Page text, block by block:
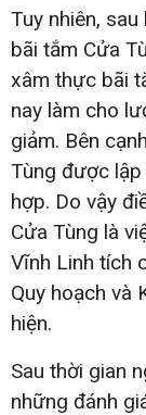
Tuy nhiên,
bãi tắm Cửa
xâm thực bãi
nay làm cho
giảm. Bên
Tùng được
hợp. Do vậy
Cửa Tùng là
Vĩnh Linh tích
Quy hoạch và
hiện.
Sau thời gian
những đánh